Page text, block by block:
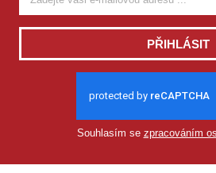
PŘIHLÁSIT
Souhlasím se zpracováním